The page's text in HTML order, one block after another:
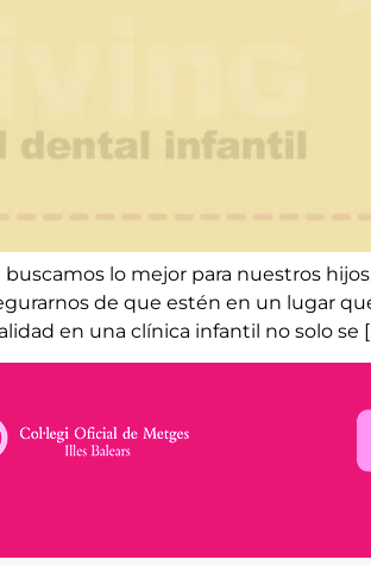
lo mejor para nuestros
de que estén en un lugar
en una clínica infantil no solo se